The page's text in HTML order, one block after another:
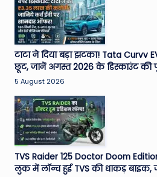
टाटा ने दिया बड़ा झटका! Tata Curvv
छूट, जानें अगस्त 2026 के डिस्काउंट की
5 August 2026
TVS Raider 125 Doctor Doom
लुक में लॉन्च हुई TVS की धाकड़ बाइक,